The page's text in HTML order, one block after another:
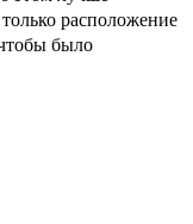
расположение
было